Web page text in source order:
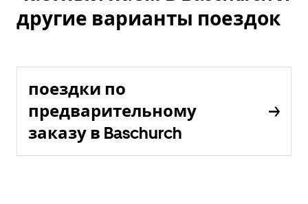
другие варианты поездок
поездки по
предварительному
заказу в Baschurch